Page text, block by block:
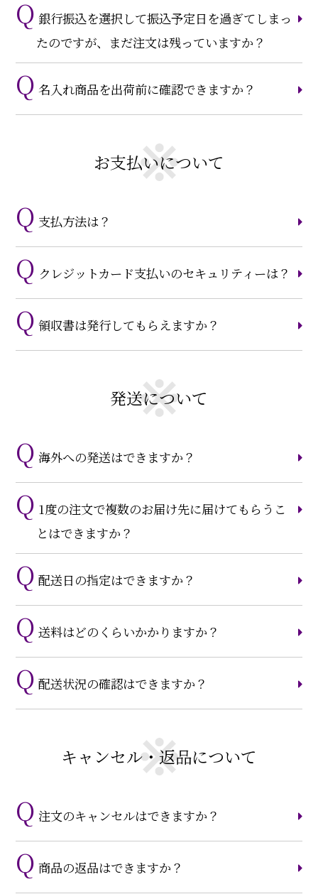
銀行振込を選択して振込予定日を過ぎてしまっ
たのですが、まだ注文は残っていますか？
名入れ商品を出荷前に確認できますか？
お支払いについて
支払方法は？
クレジットカード支払いのセキュリティーは？
領収書は発行してもらえますか？
発送について
海外への発送はできますか？
1度の注文で複数のお届け先に届けてもらうこ
とはできますか？
配送日の指定はできますか？
送料はどのくらいかかりますか？
配送状況の確認はできますか？
キャンセル・返品について
注文のキャンセルはできますか？
商品の返品はできますか？